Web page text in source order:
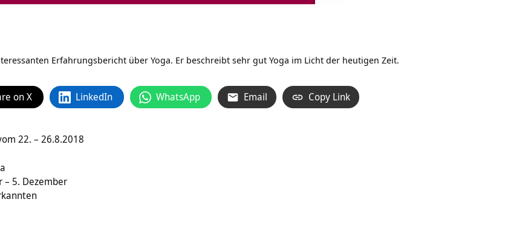
Erfahrungsbericht über Yoga. Er beschreibt sehr gut Yoga im Licht der heutigen Zeit.
on X LinkedIn WhatsApp Email Copy Link
22. – 26.8.2018
– 5. Dezember